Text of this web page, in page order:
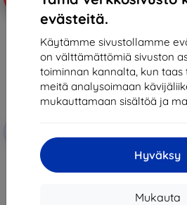
evästeitä.
Käytämme sivustollamme
on välttämättömiä sivuston
toiminnan kannalta, kun
meitä analysoimaan
mukauttamaan sisältöä ja
Hyväksy
Mukauta
kupongilla
3MK FlexibleGlass Hybrid Glass
for Oppo Reno 14 Pro